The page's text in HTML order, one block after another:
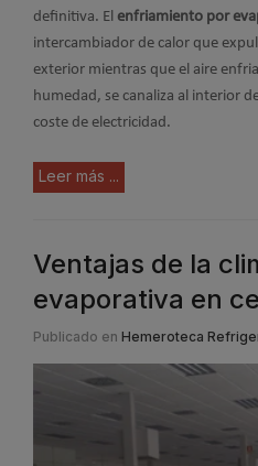
definitiva. El enfriamiento por
intercambiador de calor que
exterior mientras que el aire
humedad, se canaliza al interior
coste de electricidad.
Leer más ...
Ventajas de la
evaporativa en
Publicado en Hemeroteca